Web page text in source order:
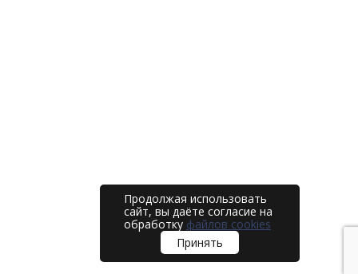
Продолжая использовать
сайт, вы даёте согласие на
обработку файлов cookies
Принять